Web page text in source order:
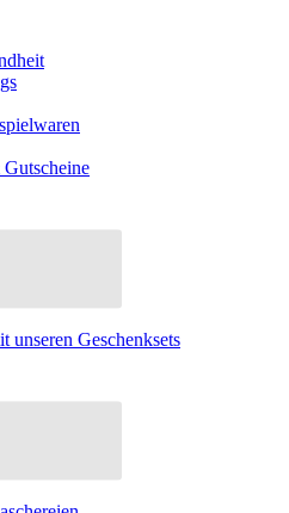
unseren Geschenksets